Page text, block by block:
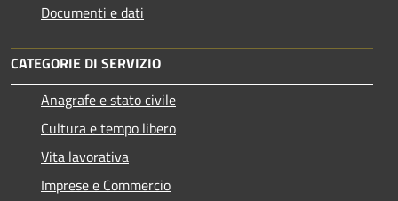
Documenti e dati
CATEGORIE DI SERVIZIO
Anagrafe e stato civile
Cultura e tempo libero
Vita lavorativa
Imprese e Commercio